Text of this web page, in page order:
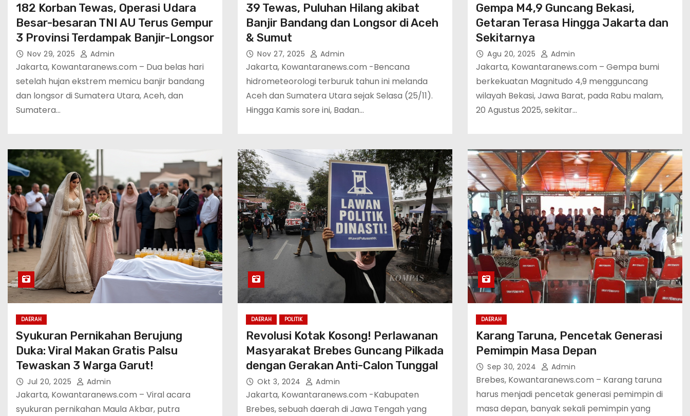
182 Korban Tewas, Operasi Udara
Besar-besaran TNI AU Terus Gempur
3 Provinsi Terdampak Banjir-Longsor
Nov 29, 2025 Admin
Jakarta, Kowantaranews.com – Dua belas hari
setelah hujan ekstrem memicu banjir bandang
dan longsor di Sumatera Utara, Aceh, dan
Sumatera…
39 Tewas, Puluhan Hilang akibat
Banjir Bandang dan Longsor di Aceh
& Sumut
Nov 27, 2025 Admin
Jakarta, Kowantaranews.com -Bencana
hidrometeorologi terburuk tahun ini melanda
Aceh dan Sumatera Utara sejak Selasa (25/11).
Hingga Kamis sore ini, Badan…
Gempa M4,9 Guncang Bekasi,
Getaran Terasa Hingga Jakarta dan
Sekitarnya
Agu 20, 2025 Admin
Jakarta, Kowantaranews.com – Gempa bumi
berkekuatan Magnitudo 4,9 mengguncang
wilayah Bekasi, Jawa Barat, pada Rabu malam,
20 Agustus 2025, sekitar…
DAERAH
Syukuran Pernikahan Berujung
Duka: Viral Makan Gratis Palsu
Tewaskan 3 Warga Garut!
Jul 20, 2025 Admin
Jakarta, Kowantaranews.com – Viral acara
syukuran pernikahan Maula Akbar, putra
DAERAH POLITIK
Revolusi Kotak Kosong! Perlawanan
Masyarakat Brebes Guncang Pilkada
dengan Gerakan Anti-Calon Tunggal
Okt 3, 2024 Admin
Jakarta, Kowantaranews.com -Kabupaten
Brebes, sebuah daerah di Jawa Tengah yang
DAERAH
Karang Taruna, Pencetak Generasi
Pemimpin Masa Depan
Sep 30, 2024 Admin
Brebes, Kowantaranews.com – Karang taruna
harus menjadi pencetak generasi pemimpin di
masa depan, banyak sekali pemimpin yang